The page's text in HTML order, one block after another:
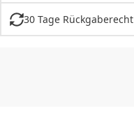
30 Tage Rückgaberecht